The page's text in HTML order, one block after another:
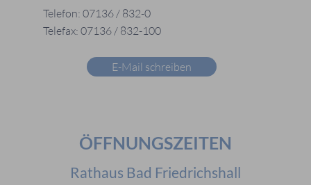
Telefon: 07136 / 832-0
Telefax: 07136 / 832-100
E-Mail schreiben
ÖFFNUNGSZEITEN
Rathaus Bad Friedrichshall